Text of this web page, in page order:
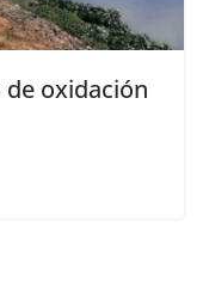
de oxidación